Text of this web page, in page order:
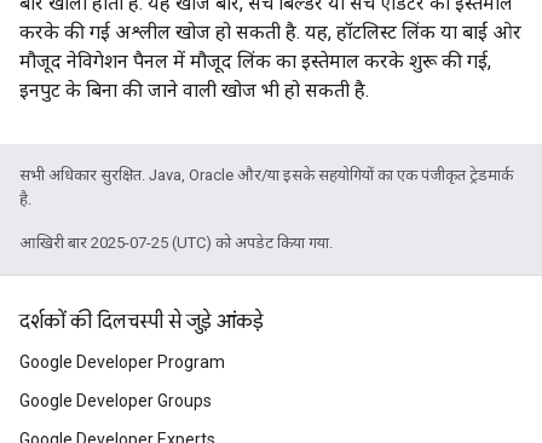
करके की गई अश्लील खोज हो सकती है. यह, हॉटलिस्ट लिंक या बाईं ओर
मौजूद नेविगेशन पैनल में मौजूद लिंक का इस्तेमाल करके शुरू की गई,
इनपुट के बिना की जाने वाली खोज भी हो सकती है.
सभी अधिकार सुरक्षित. Java, Oracle और/या इसके सहयोगियों का एक पंजीकृत ट्रेडमार्क
है.
आखिरी बार 2025-07-25 (UTC) को अपडेट किया गया.
दर्शकों की दिलचस्पी से जुड़े आंकड़े
Google Developer Program
Google Developer Groups